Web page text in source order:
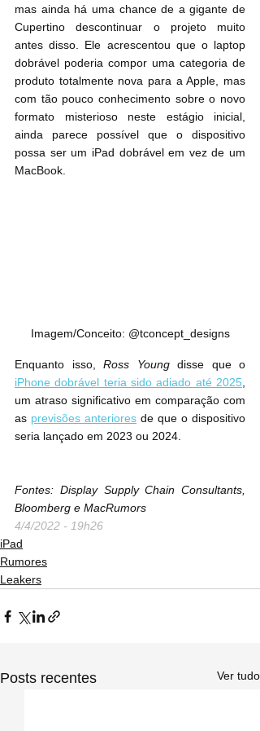
mas ainda há uma chance de a gigante de
Cupertino descontinuar o projeto muito
antes disso. Ele acrescentou que o laptop
dobrável poderia compor uma categoria de
produto totalmente nova para a Apple, mas
com tão pouco conhecimento sobre o novo
formato misterioso neste estágio inicial,
ainda parece possível que o dispositivo
possa ser um ‌iPad‌ dobrável em vez de um
MacBook.
Imagem/Conceito: @tconcept_designs
Enquanto isso, Ross Young
iPhone dobrável teria sido adiado até 2025
um atraso significativo em comparação com
as previsões anteriores de que o dispositivo
seria lançado em 2023 ou 2024.
Fontes: Display Supply Chain Consultants,
Bloomberg e MacRumors
4/4/2022 - 19h26
iPad
Rumores
Leakers
Posts recentes Ver tudo